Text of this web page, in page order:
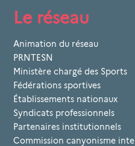
Le réseau
Animation du réseau
PRNTESN
Ministère chargé des Sports
Fédérations sportives
Établissements nationaux
Syndicats professionnels
Partenaires institutionnels
Commission canyonisme